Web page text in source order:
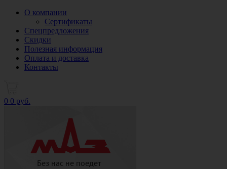
О компании
Сертификаты
Спецпредложения
Скидки
Полезная информация
Оплата и доставка
Контакты
0 0 руб.